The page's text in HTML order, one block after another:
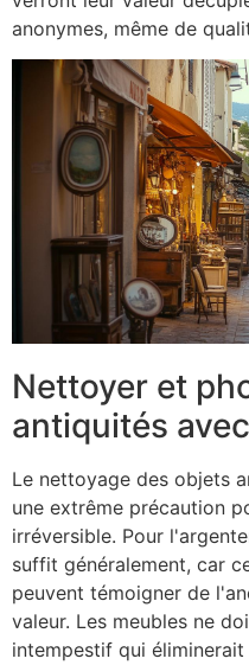
anonymes, même de
Nettoyer et
antiquités
Le nettoyage des objets
une extrême précaution
irréversible. Pour
suffit généralement, car
peuvent témoigner de
valeur. Les meubles ne
intempestif qui